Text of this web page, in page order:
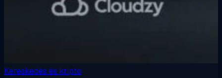
Kereskedés és kripto